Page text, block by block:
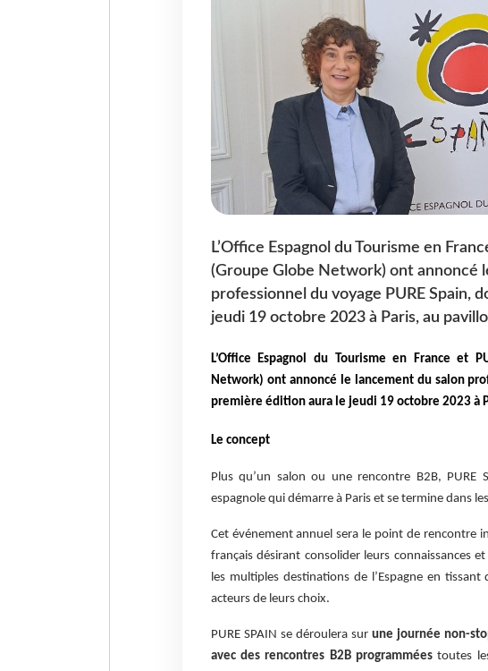
L’Office Espagnol du Tourisme en
(Groupe Globe Network) ont annoncé
professionnel du voyage PURE Spain,
jeudi 19 octobre 2023 à Paris, au
L’Office Espagnol du Tourisme en France et
Network) ont annoncé le lancement du salon
première édition aura le jeudi 19 octobre 2023 à
Le concept
Plus qu’un salon ou une rencontre B2B,
espagnole qui démarre à Paris et se termine dans
Cet événement annuel sera le point de rencontre
français désirant consolider leurs connaissances
les multiples destinations de l’Espagne en
acteurs de leurs choix.
PURE SPAIN se déroulera sur une journée non-
avec des rencontres B2B programméestoutes